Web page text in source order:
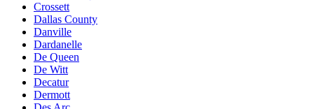
Crossett
Dallas County
Danville
Dardanelle
De Queen
De Witt
Decatur
Dermott